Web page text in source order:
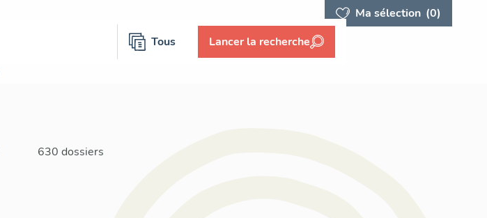
Ma sélection (0)
Tous Lancer la recherche
630 dossiers